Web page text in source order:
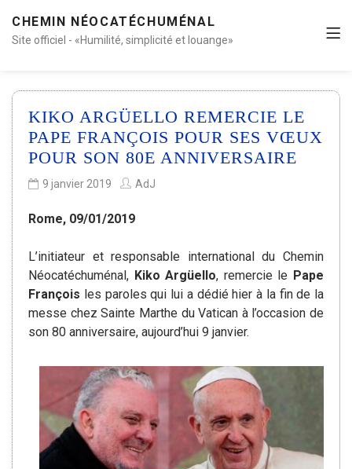
CHEMIN NÉOCATÉCHUMÉNAL
Site officiel - «Humilité, simplicité et louange»
KIKO ARGÜELLO REMERCIE LE
PAPE FRANÇOIS POUR SES VŒUX
POUR SON 80E ANNIVERSAIRE
9 janvier 2019 AdJ
Rome, 09/01/2019
L’initiateur et responsable international du Chemin
Néocatéchuménal, Kiko Argüello, remercie le Pape
François les paroles qui lui a dédié hier à la fin de la
messe chez Sainte Marthe du Vatican à l’occasion de
son 80 anniversaire, aujourd’hui 9 janvier.